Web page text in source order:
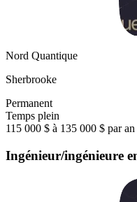
Nord Quantique
Sherbrooke
Permanent
Temps plein
115 000 $ à 135 000 $ par an
Ingénieur/ingénieure